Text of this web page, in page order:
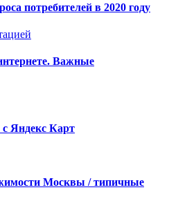
потребителей в 2020 году
Важные
с Яндекс Карт
Москвы / типичные